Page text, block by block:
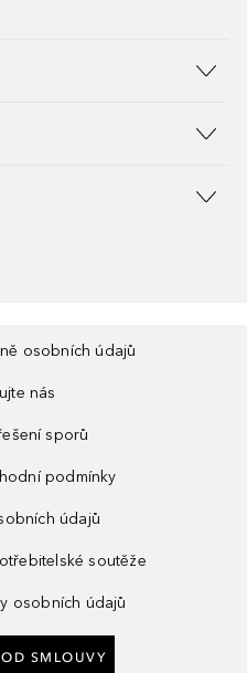
osobních údajů
nás
sporů
podmínky
údajů
soutěže
osobních údajů
SMLOUVY